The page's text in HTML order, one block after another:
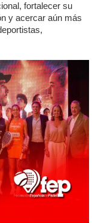
fortalecer su
y acercar aún más